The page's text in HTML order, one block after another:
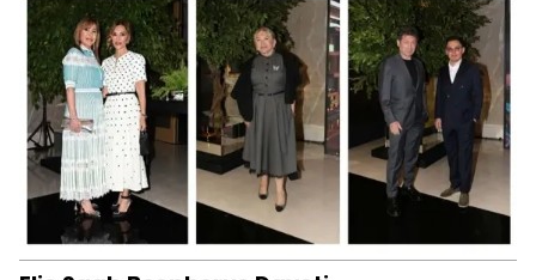
Operasyonlardan Sorumlu Başkanı Peter Camille Borer ile
keşfediyoruz.